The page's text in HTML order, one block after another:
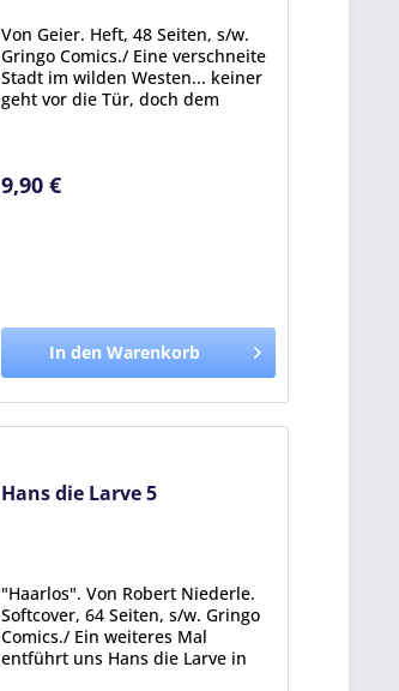
Von Geier. Heft, 48 Seiten, s/w.
Gringo Comics./ Eine verschneite
Stadt im wilden Westen... keiner
geht vor die Tür, doch dem
ehemaligen...
9,90 €
In den Warenkorb
Hans die Larve 5
"Haarlos". Von Robert Niederle.
Softcover, 64 Seiten, s/w. Gringo
Comics./ Ein weiteres Mal
entführt uns Hans die Larve in